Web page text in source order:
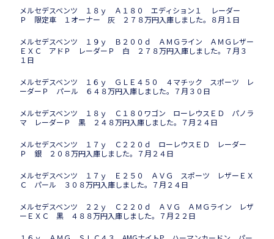
メルセデスベンツ １８ｙ Ａ１８０ エディション１ レーダー
Ｐ 限定車 １オーナー 灰 ２７８万円入庫しました。８月１日
メルセデスベンツ １９ｙ Ｂ２００ｄ ＡＭＧライン ＡＭＧレザー
ＥＸＣ アドＰ レーダーＰ 白 ２７８万円入庫しました。７月３
１日
メルセデスベンツ １６ｙ ＧＬＥ４５０ ４マチック スポーツ レ
ーダーＰ パール ６４８万円入庫しました。７月３０日
メルセデスベンツ １８ｙ Ｃ１８０ワゴン ローレウスＥＤ パノラ
マ レーダーＰ 黒 ２４８万円入庫しました。７月２４日
メルセデスベンツ １７ｙ Ｃ２２０ｄ ローレウスＥＤ レーダー
Ｐ 銀 ２０８万円入庫しました。７月２４日
メルセデスベンツ １７ｙ Ｅ２５０ ＡＶＧ スポーツ レザーＥＸ
Ｃ パール ３０８万円入庫しました。７月２４日
メルセデスベンツ ２２ｙ Ｃ２２０ｄ ＡＶＧ ＡＭＧライン レザ
ーＥＸＣ 黒 ４８８万円入庫しました。７月２２日